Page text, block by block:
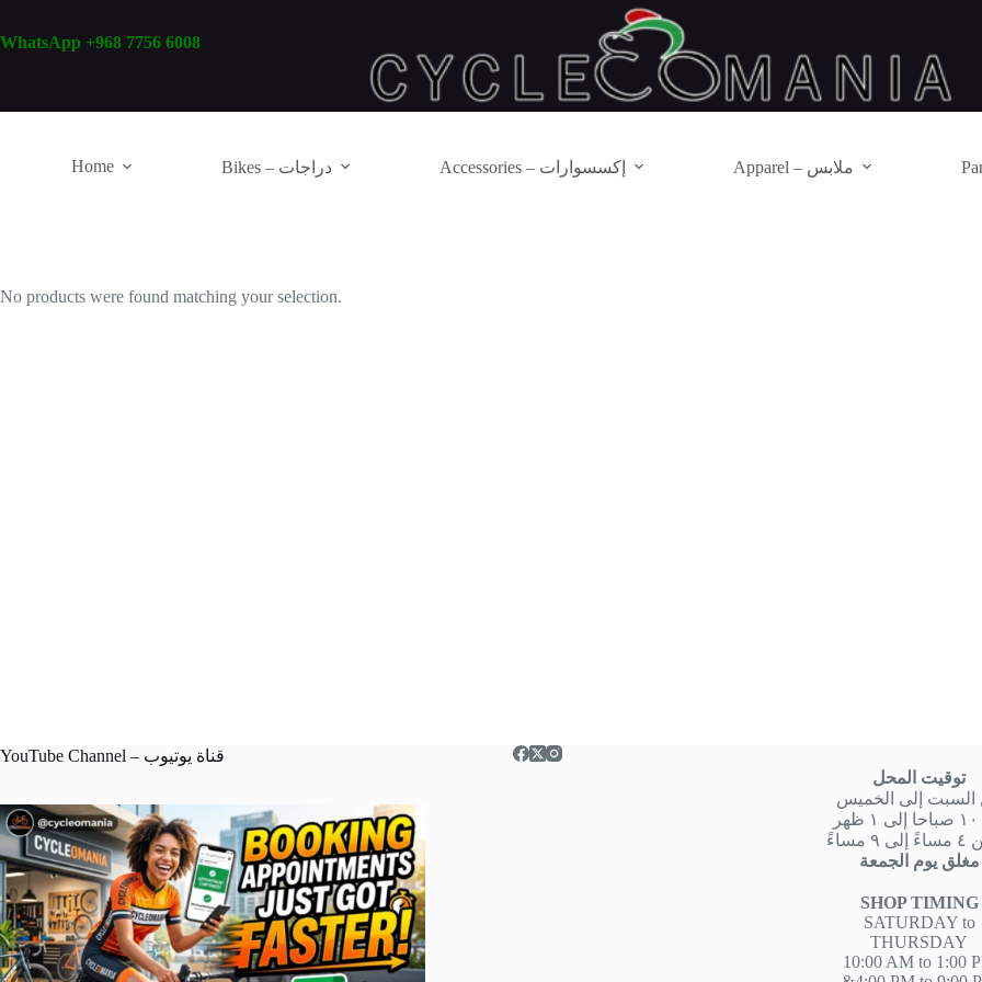
content
WhatsApp +968 7756 6008
Home Bikes – دراجات Accessories – إكسسوارات Apparel – ملابس
No products were found matching your selection.
YouTube Channel – قناة يوتيوب
توقيت المحل
السبت إلى الخميس
مساءً
مغلق يوم الجمعة
SHOP TIMING
SATURDAY to
THURSDAY
10:00 AM to 1:00